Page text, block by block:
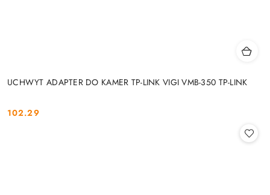
UCHWYT ADAPTER DO KAMER TP-LINK VIGI VMB-350 TP-LINK
Cena:
102.29